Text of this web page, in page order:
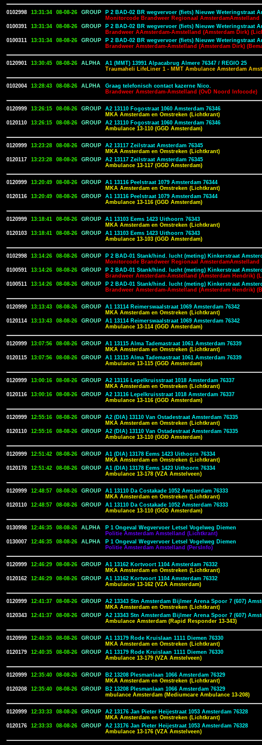
0102998 13:31:34 08-08-26 GROUP
P 2 BAD-02 BR wegvervoer (fiets) Nieuwe Weteringstraat
Monitorcode Brandweer Regionaal AmsterdamAmstelland
0100391
13:31:34 08-08-26 GROUP
P 2 BAD-02 BR wegvervoer (fiets) Nieuwe Weteringstraat
Brandweer AAmsterdam-Amstelland (Amsterdam Dirk)
0100311
13:31:34 08-08-26 GROUP
P 2 BAD-02 BR wegvervoer (fiets) Nieuwe Weteringstraat
Brandweer Amsterdam-Amstelland (Amsterdam Dirk)
0120901 13:30:45 08-08-26 ALPHA
A1 (MMT) 13991 Alpacabrug Almere 76347 / REGIO 25
Traumaheli LifeLiner 1 - MMT Ambulance Amsterdam
0102004 13:28:43 08-08-26 ALPHA
Graag telefonisch contact kazerne Nico.
Brandweer Amsterdam-Amstelland (OvD Noord Infocode)
0120999 13:26:15 08-08-26 GROUP
A2 13110 Fogostraat 1060 Amsterdam 76346
MKA Amsterdam en Omstreken (Lichtkrant)
0120110
13:26:15 08-08-26 GROUP
A2 13110 Fogostraat 1060 Amsterdam 76346
Ambulance 13-110 (GGD Amsterdam)
0120999 13:23:28 08-08-26 GROUP
A2 13117 Zeilstraat Amsterdam 76345
MKA Amsterdam en Omstreken (Lichtkrant)
0120117
13:23:28 08-08-26 GROUP
A2 13117 Zeilstraat Amsterdam 76345
Ambulance 13-117 (GGD Amsterdam)
0120999 13:20:49 08-08-26 GROUP
A1 13116 Peelstraat 1079 Amsterdam 76344
MKA Amsterdam en Omstreken (Lichtkrant)
0120116
13:20:49 08-08-26 GROUP
A1 13116 Peelstraat 1079 Amsterdam 76344
Ambulance 13-116 (GGD Amsterdam)
0120999 13:18:41 08-08-26 GROUP
A1 13103 Eems 1423 Uithoorn 76343
MKA Amsterdam en Omstreken (Lichtkrant)
0120103
13:18:41 08-08-26 GROUP
A1 13103 Eems 1423 Uithoorn 76343
Ambulance 13-103 (GGD Amsterdam)
0102998 13:14:26 08-08-26 GROUP
P 2 BAD-01 Stank/hind. lucht (meting) Kinkerstraat
Monitorcode Brandweer Regionaal AmsterdamAmstelland
0100591
13:14:26 08-08-26 GROUP
P 2 BAD-01 Stank/hind. lucht (meting) Kinkerstraat
Brandweer Amsterdam-Amstelland (Amsterdam Hendrik)
0100511
13:14:26 08-08-26 GROUP
P 2 BAD-01 Stank/hind. lucht (meting) Kinkerstraat
Brandweer Amsterdam-Amstelland (Amsterdam Hendrik)
0120999 13:13:43 08-08-26 GROUP
A1 13114 Reimerswaalstraat 1069 Amsterdam 76342
MKA Amsterdam en Omstreken (Lichtkrant)
0120114
13:13:43 08-08-26 GROUP
A1 13114 Reimerswaalstraat 1069 Amsterdam 76342
Ambulance 13-114 (GGD Amsterdam)
0120999 13:07:56 08-08-26 GROUP
A1 13115 Alma Tademastraat 1061 Amsterdam 76339
MKA Amsterdam en Omstreken (Lichtkrant)
0120115
13:07:56 08-08-26 GROUP
A1 13115 Alma Tademastraat 1061 Amsterdam 76339
Ambulance 13-115 (GGD Amsterdam)
0120999 13:00:16 08-08-26 GROUP
A2 13116 Lepelkruisstraat 1018 Amsterdam 76337
MKA Amsterdam en Omstreken (Lichtkrant)
0120116
13:00:16 08-08-26 GROUP
A2 13116 Lepelkruisstraat 1018 Amsterdam 76337
Ambulance 13-116 (GGD Amsterdam)
0120999 12:55:16 08-08-26 GROUP
A2 (DIA) 13110 Van Ostadestraat Amsterdam 76335
MKA Amsterdam en Omstreken (Lichtkrant)
0120110
12:55:16 08-08-26 GROUP
A2 (DIA) 13110 Van Ostadestraat Amsterdam 76335
Ambulance 13-110 (GGD Amsterdam)
0120999 12:51:42 08-08-26 GROUP
A1 (DIA) 13178 Eems 1423 Uithoorn 76334
MKA Amsterdam en Omstreken (Lichtkrant)
0120178
12:51:42 08-08-26 GROUP
A1 (DIA) 13178 Eems 1423 Uithoorn 76334
Ambulance 13-178 (VZA Amstelveen)
0120999 12:48:57 08-08-26 GROUP
A1 13110 Da Costakade 1052 Amsterdam 76333
MKA Amsterdam en Omstreken (Lichtkrant)
0120110
12:48:57 08-08-26 GROUP
A1 13110 Da Costakade 1052 Amsterdam 76333
Ambulance 13-110 (GGD Amsterdam)
0130998 12:46:35 08-08-26 ALPHA
P 1 Ongeval Wegvervoer Letsel Vogelweg Diemen
Politie Amsterdam Amstelland (Lichtkrant)
0130007
12:46:35 08-08-26 ALPHA
P 1 Ongeval Wegvervoer Letsel Vogelweg Diemen
Politie Amsterdam Amstelland (PersInfo)
0120999 12:46:29 08-08-26 GROUP
A1 13162 Kortvoort 1104 Amsterdam 76332
MKA Amsterdam en Omstreken (Lichtkrant)
0120162
12:46:29 08-08-26 GROUP
A1 13162 Kortvoort 1104 Amsterdam 76332
Ambulance 13-162 (VZA Amsterdam)
0120999 12:41:37 08-08-26 GROUP
A2 13343 Stn Amsterdam Bijlmer Arena Spoor 7 (607)
MKA Amsterdam en Omstreken (Lichtkrant)
0120343
12:41:37 08-08-26 GROUP
A2 13343 Stn Amsterdam Bijlmer Arena Spoor 7 (607)
Ambulance Amsterdam (Rapid Responder 13-343)
0120999 12:40:35 08-08-26 GROUP
A1 13179 Rode Kruislaan 1111 Diemen 76330
MKA Amsterdam en Omstreken (Lichtkrant)
0120179
12:40:35 08-08-26 GROUP
A1 13179 Rode Kruislaan 1111 Diemen 76330
Ambulance 13-179 (VZA Amstelveen)
0120999 12:35:40 08-08-26 GROUP
B2 13208 Plesmanlaan 1066 Amsterdam 76329
MKA Amsterdam en Omstreken (Lichtkrant)
0120208
12:35:40 08-08-26 GROUP
B2 13208 Plesmanlaan 1066 Amsterdam 76329
mbulance Amsterdam (Mediumcare Ambulance 13-208)
0120999 12:33:33 08-08-26 GROUP
A2 13176 Jan Pieter Heijestraat 1053 Amsterdam 76328
MKA Amsterdam en Omstreken (Lichtkrant)
0120176
12:33:33 08-08-26 GROUP
A2 13176 Jan Pieter Heijestraat 1053 Amsterdam 76328
Ambulance 13-176 (VZA Amstelveen)